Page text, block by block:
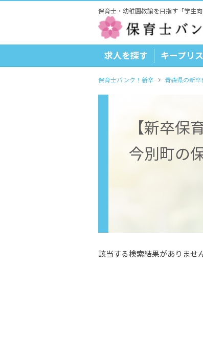
保育士・幼稚園教諭を目指す「学生
求人を探す キープリ
保育士バンク！新卒 青森県の新
【新卒保
今別町の
該当する検索結果がありませ